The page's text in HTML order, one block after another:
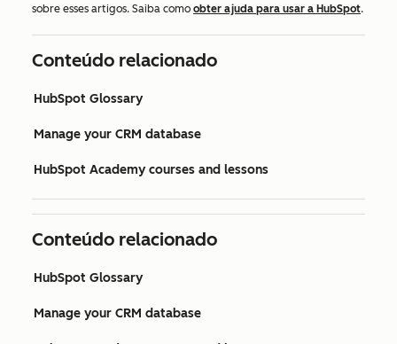
sobre esses artigos. Saiba como obter ajuda para usar a HubSpot.
Conteúdo relacionado
HubSpot Glossary
Manage your CRM database
HubSpot Academy courses and lessons
Conteúdo relacionado
HubSpot Glossary
Manage your CRM database